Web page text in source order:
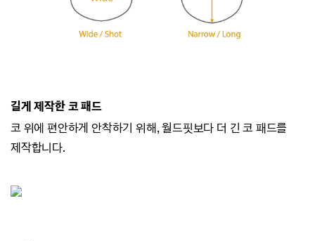
길게 제작한 코 패드
코 위에 편안하게 안착하기 위해, 월드핏보다 더 긴 코 패드를
제작합니다.